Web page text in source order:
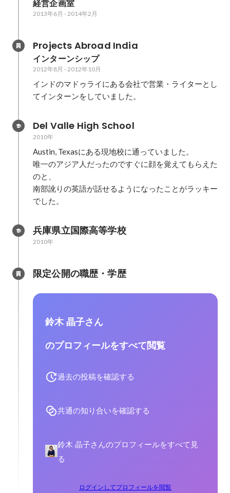
経営企画室
2013年6月 - 2014年2月
Projects Abroad India
インターンシップ
2012年8月 - 2012年10月
インドのマドゥライにある会社で営業・ライターとし
てインターンをしていました。
Del Valle High School
2010年
Austin, Texasにある現地校に通っていました。
唯一のアジア人だったのですぐに顔を覚えてもらえた
のと、
南部訛りの英語が話せるようになったことがラッキー
でした。
兵庫県立国際高等学校
2010年
限定公開の職歴・学歴
鈴木 晶子さん
のプロフィールをすべて閲覧
過去の投稿を確認する
共通の知り合いを確認する
鈴木 晶子さんのプロフィールをすべて見
る
ログインしてプロフィールを閲覧